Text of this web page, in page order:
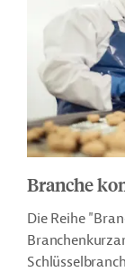
Branche
Die Reihe